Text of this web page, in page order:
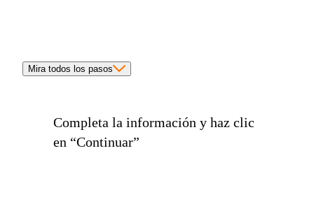
Mira todos los pasos
Completa la información y haz clic
en “Continuar”